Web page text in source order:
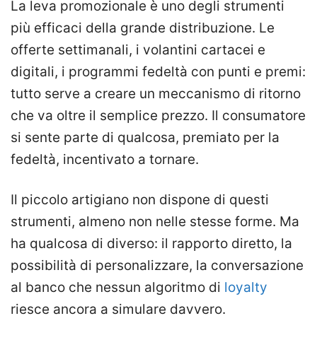
La leva promozionale è uno degli strumenti
più efficaci della grande distribuzione. Le
offerte settimanali, i volantini cartacei e
digitali, i programmi fedeltà con punti e premi:
tutto serve a creare un meccanismo di ritorno
che va oltre il semplice prezzo. Il consumatore
si sente parte di qualcosa, premiato per la
fedeltà, incentivato a tornare.
Il piccolo artigiano non dispone di questi
strumenti, almeno non nelle stesse forme. Ma
ha qualcosa di diverso: il rapporto diretto, la
possibilità di personalizzare, la conversazione
al banco che nessun algoritmo di loyalty
riesce ancora a simulare davvero.